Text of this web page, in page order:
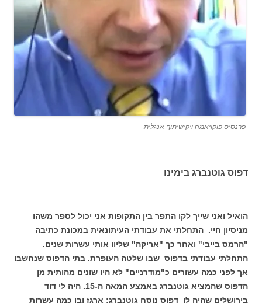
פרנסיס פוקויאמה ויקישיתוף אנגלית
דפוס גוטנברג בימינו
הואיל ואני שייך לקו התפר בין התקופות אני יכול לספר משהו
מניסיון חיי. התחלתי את עבודתי העיתונאית במכונת כתיבה
"הרמס בייבי" ואחר כך "אריקה" שליוו אותי עשרות שנים.
התחלתי עבודתי בדפוס שבו שלטה העופרת. בתי הדפוס שנחשבו
אך לפני כמה עשורים כ"מודרניים" לא היו שונים מהותית מן
הדפוס שהמציא גוטנברג באמצע המאה ה-15. היה לי דוד
בירושלים שהיה לו דפוס נוסח גוטנברג: ארגז ובו כמה עשרות